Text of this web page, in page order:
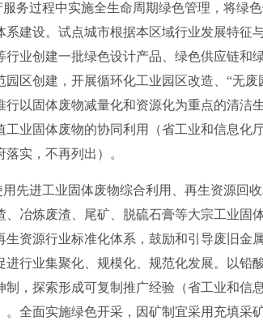
过程中实施全生命周期绿色管理，将绿
建设。试点城市根据本区域行业发展特征
业创建一批绿色设计产品、绿色供应链和
区创建，开展循环化工业园区改造、“无废
以固体废物减量化和资源化为重点的清洁
业固体废物的协同利用（省工业和信息化
实，不再列出）。
进工业固体废物综合利用、再生资源回
冶炼废渣、尾矿、脱硫石膏等大宗工业固
资源行业标准化体系，鼓励和引导废旧金
行业集聚化、规模化、规范化发展。以铅
，探索形成可复制推广经验（省工业和信
全面实施绿色开采，因矿制宜采用充填采